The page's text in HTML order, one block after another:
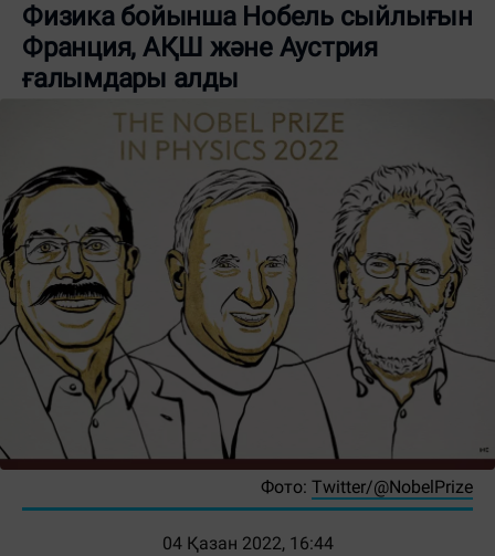
Физика бойынша Нобель сыйлығын
Франция, АҚШ және Аустрия
ғалымдары алды
Фото: Twitter/@NobelPrize
04 Қазан 2022, 16:44